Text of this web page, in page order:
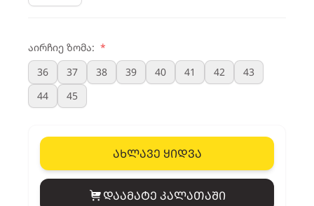
აირჩიე ზომა: *
36
37 38 39 40 41 42
43
44
45
ახლავე ყიდვა
View cart
დაამატე კალათაში